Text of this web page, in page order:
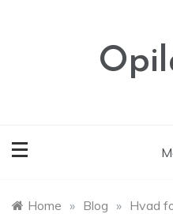
Home » Blog » Hvad